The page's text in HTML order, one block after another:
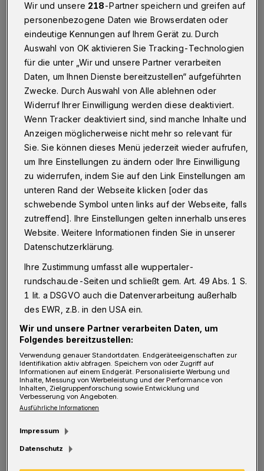
ich von 2004 bis 2017, im Bundestag von 2012
bis 2013 und dann wieder seit 2017 bis heute.
Ich fühle mich fit, habe gute Themen und
große Lust auf weitere vier Jahre.“
Rundschau:Und danach?
Todtenhausen:„Dann würde ich als heute 70-
Jähriger sagen, dass dann Schluss sein sollte.
Außerdem bin ich ja seit 1981 als
Elektroinstallateur-Meister selbständig und
meine Firma konnte soeben ihr 40-jähriges
Bestehen feiern. Übrigens habe ich mit 27 die
Meisterschule besucht, weil ich als gelernter
Elektroin- stallateur beruflich mehr erreichen
wollte. Man kann sagen, dass der Entschluss,
den Meister zu machen, mein Leben verändert
hat.“
Rundschau: Ist deswegen das Thema Handwerk
immer einer ihrer politischen Schwerpunkte
gewesen?
Handel oder der Bürokratieabbau, der gerade
für Handwerk und Handel so wichtig ist. In
Wir und unsere 218-Partner speichern und greifen auf
personenbezogene Daten wie Browserdaten oder
eindeutige Kennungen auf Ihrem Gerät zu. Durch
Auswahl von OK aktivieren Sie Tracking-Technologien
für die unter „Wir und unsere Partner verarbeiten
Daten, um Ihnen Dienste bereitzustellen“ aufgeführten
Zwecke. Durch Auswahl von Alle ablehnen oder
Widerruf Ihrer Einwilligung werden diese deaktiviert.
Wenn Tracker deaktiviert sind, sind manche Inhalte und
Anzeigen möglicherweise nicht mehr so relevant für
Sie. Sie können dieses Menü jederzeit wieder aufrufen,
um Ihre Einstellungen zu ändern oder Ihre Einwilligung
zu widerrufen, indem Sie auf den Link Einstellungen am
unteren Rand der Webseite klicken [oder das
schwebende Symbol unten links auf der Webseite, falls
zutreffend]. Ihre Einstellungen gelten innerhalb unseres
Website. Weitere Informationen finden Sie in unserer
Datenschutzerklärung.
Ihre Zustimmung umfasst alle wuppertaler-
rundschau.de-Seiten und schließt gem. Art. 49 Abs. 1 S.
1 lit. a DSGVO auch die Datenverarbeitung außerhalb
des EWR, z.B. in den USA ein.
Wir und unsere Partner verarbeiten Daten, um
Folgendes bereitzustellen:
Verwendung genauer Standortdaten. Endgeräteeigenschaften zur
Identifikation aktiv abfragen. Speichern von oder Zugriff auf
Informationen auf einem Endgerät. Personalisierte Werbung und
Inhalte, Messung von Werbeleistung und der Performance von
Inhalten, Zielgruppenforschung sowie Entwicklung und
Verbesserung von Angeboten.
Ausführliche Informationen
Impressum
Datenschutz